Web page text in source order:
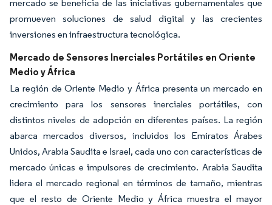
mercado se beneficia de las iniciativas gubernamentales que
promueven soluciones de salud digital y las crecientes
inversiones en infraestructura tecnológica.
Mercado de Sensores Inerciales Portátiles en Oriente
Medio y África
La región de Oriente Medio y África presenta un mercado en
crecimiento para los sensores inerciales portátiles, con
distintos niveles de adopción en diferentes países. La región
abarca mercados diversos, incluidos los Emiratos Árabes
Unidos, Arabia Saudita e Israel, cada uno con características de
mercado únicas e impulsores de crecimiento. Arabia Saudita
lidera el mercado regional en términos de tamaño, mientras
que el resto de Oriente Medio y África muestra el mayor